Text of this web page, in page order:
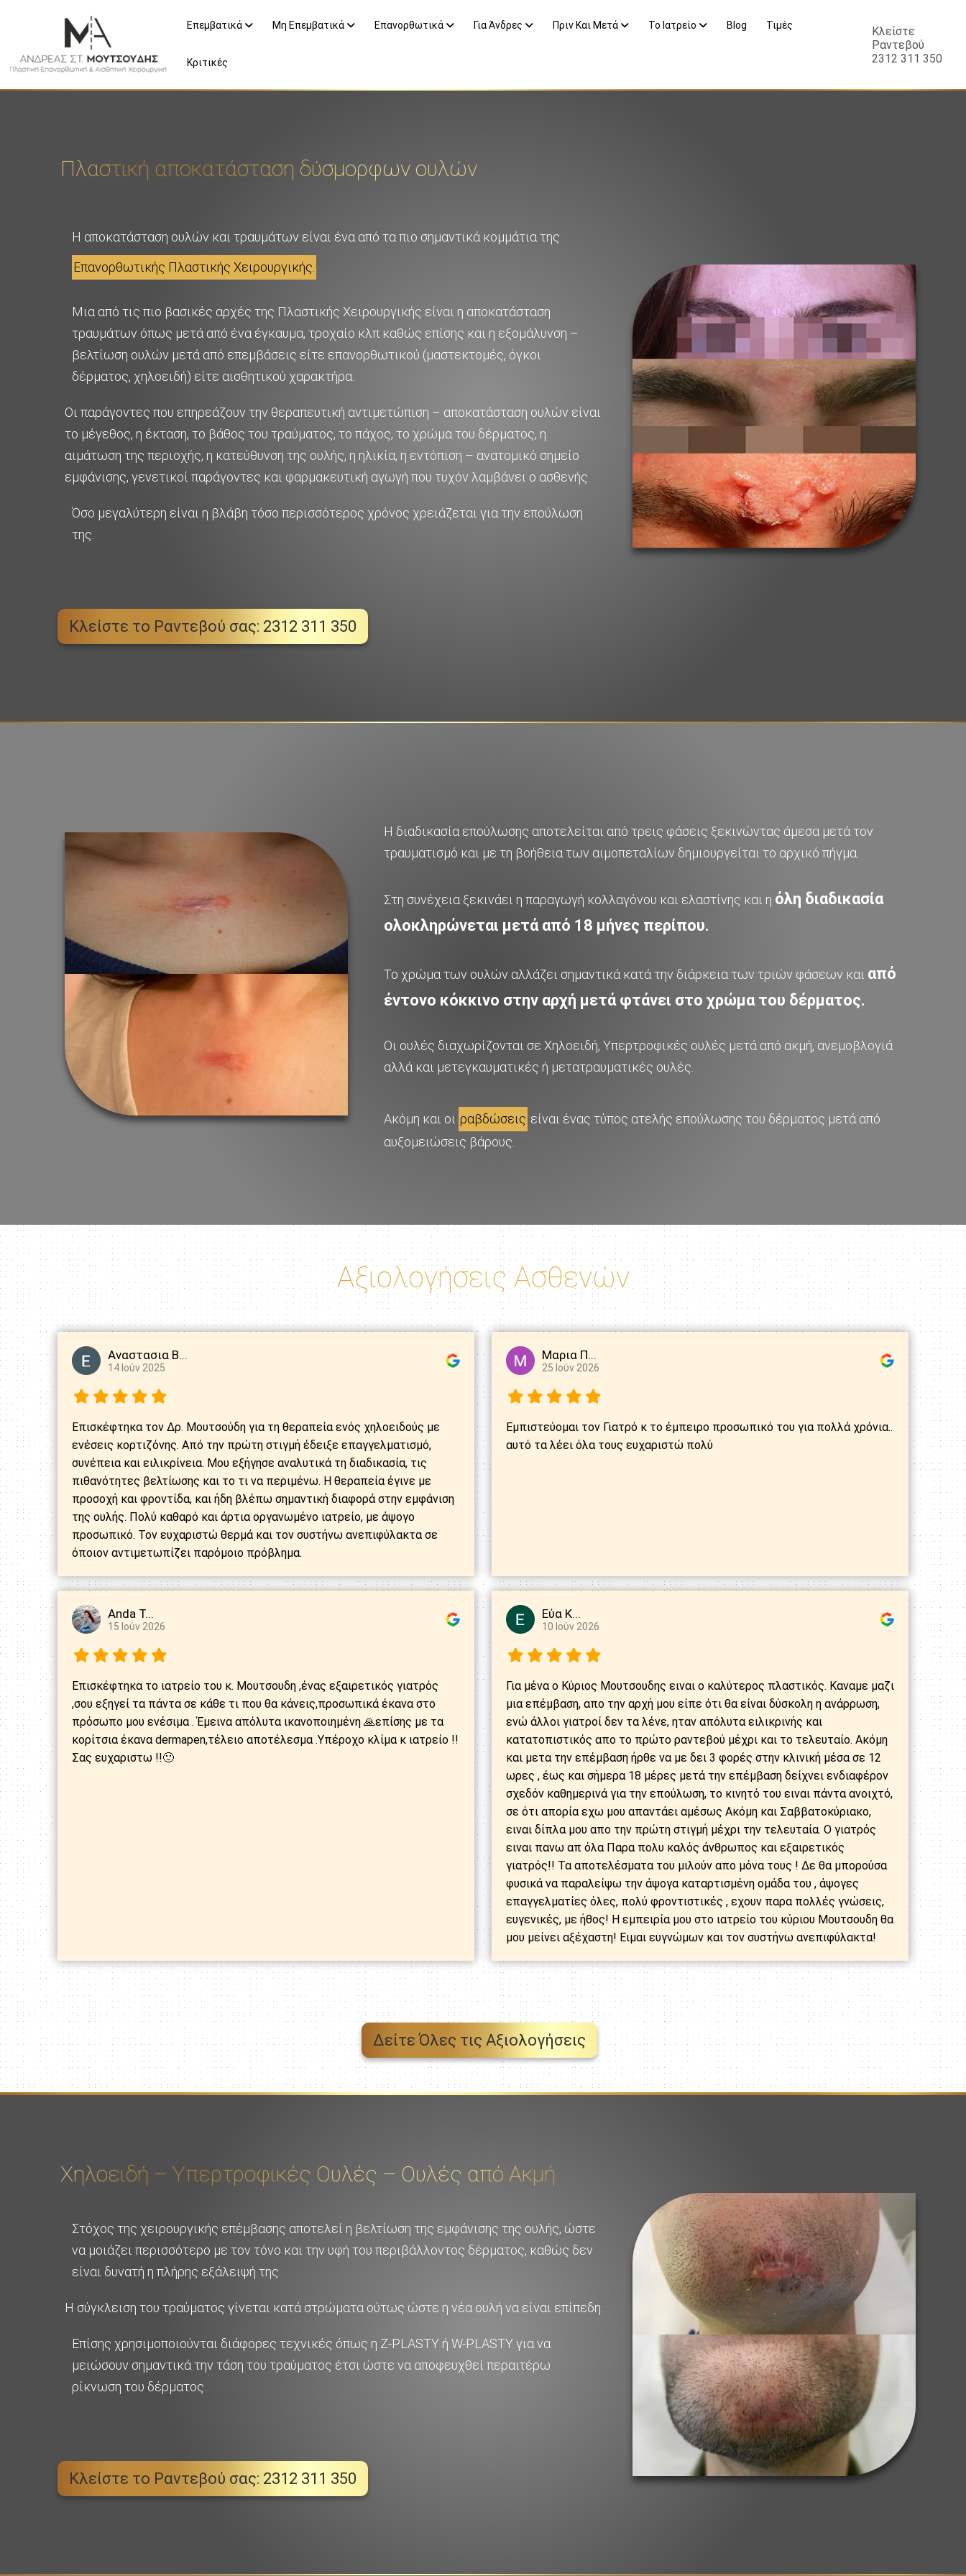
Επεμβατικά Μη Επεμβατικά Επανορθωτικά Για Άνδρες Πριν Και Μετά Το Ιατρείο Blog Τιμές
Κριτικές
Κλείστε
Ραντεβού
2312 311 350
Πλαστική αποκατάσταση δύσμορφων ουλών
Η αποκατάσταση ουλών και τραυμάτων είναι ένα από τα πιο σημαντικά κομμάτια της
Επανορθωτικής Πλαστικής Χειρουργικής.
Μια από τις πιο βασικές αρχές της Πλαστικής Χειρουργικής είναι η αποκατάσταση
τραυμάτων όπως μετά από ένα έγκαυμα, τροχαίο κλπ καθώς επίσης και η εξομάλυνση –
βελτίωση ουλών μετά από επεμβάσεις είτε επανορθωτικού (μαστεκτομές, όγκοι
δέρματος, χηλοειδή) είτε αισθητικού χαρακτήρα.
Οι παράγοντες που επηρεάζουν την θεραπευτική αντιμετώπιση – αποκατάσταση ουλών είναι
το μέγεθος, η έκταση, το βάθος του τραύματος, το πάχος, το χρώμα του δέρματος, η
αιμάτωση της περιοχής, η κατεύθυνση της ουλής, η ηλικία, η εντόπιση – ανατομικό σημείο
εμφάνισης, γενετικοί παράγοντες και φαρμακευτική αγωγή που τυχόν λαμβάνει ο ασθενής.
Όσο μεγαλύτερη είναι η βλάβη τόσο περισσότερος χρόνος χρειάζεται για την επούλωση
της.
Κλείστε το Ραντεβού σας: 2312 311 350
Η διαδικασία επούλωσης αποτελείται από τρεις φάσεις ξεκινώντας άμεσα μετά τον
τραυματισμό και με τη βοήθεια των αιμοπεταλίων δημιουργείται το αρχικό πήγμα.
Στη συνέχεια ξεκινάει η παραγωγή κολλαγόνου και ελαστίνης και η όλη διαδικασία
ολοκληρώνεται μετά από 18 μήνες περίπου.
Το χρώμα των ουλών αλλάζει σημαντικά κατά την διάρκεια των τριών φάσεων και από
έντονο κόκκινο στην αρχή μετά φτάνει στο χρώμα του δέρματος.
Οι ουλές διαχωρίζονται σε Χηλοειδή, Υπερτροφικές ουλές μετά από ακμή, ανεμοβλογιά
αλλά και μετεγκαυματικές ή μετατραυματικές ουλές.
Ακόμη και οι ραβδώσεις είναι ένας τύπος ατελής επούλωσης του δέρματος μετά από
αυξομειώσεις βάρους.
Αξιολογήσεις Ασθενών
Αναστασια Β...
14 Ιούν 2025
Επισκέφτηκα τον Δρ. Μουτσούδη για τη θεραπεία ενός χηλοειδούς με
ενέσεις κορτιζόνης. Από την πρώτη στιγμή έδειξε επαγγελματισμό,
συνέπεια και ειλικρίνεια. Μου εξήγησε αναλυτικά τη διαδικασία, τις
πιθανότητες βελτίωσης και το τι να περιμένω. Η θεραπεία έγινε με
προσοχή και φροντίδα, και ήδη βλέπω σημαντική διαφορά στην εμφάνιση
της ουλής. Πολύ καθαρό και άρτια οργανωμένο ιατρείο, με άψογο
προσωπικό. Τον ευχαριστώ θερμά και τον συστήνω ανεπιφύλακτα σε
όποιον αντιμετωπίζει παρόμοιο πρόβλημα.
Μαρια Π...
25 Ιούν 2026
Εμπιστεύομαι τον Γιατρό κ το έμπειρο προσωπικό του για πολλά χρόνια..
αυτό τα λέει όλα τους ευχαριστώ πολύ
Anda T...
15 Ιούν 2026
Επισκέφτηκα το ιατρείο του κ. Μουτσουδη ,ένας εξαιρετικός γιατρός
,σου εξηγεί τα πάντα σε κάθε τι που θα κάνεις,προσωπικά έκανα στο
πρόσωπο μου ενέσιμα . Έμεινα απόλυτα ικανοποιημένη 🙏επίσης με τα
κορίτσια έκανα dermapen,τέλειο αποτέλεσμα .Υπέροχο κλίμα κ ιατρείο !!
Σας ευχαριστω !!🙂
Εύα Κ...
10 Ιούν 2026
Για μένα ο Κύριος Μουτσουδης ειναι ο καλύτερος πλαστικός. Καναμε μαζι
μια επέμβαση, απο την αρχή μου είπε ότι θα είναι δύσκολη η ανάρρωση,
ενώ άλλοι γιατροί δεν τα λένε, ηταν απόλυτα ειλικρινής και
κατατοπιστικός απο το πρώτο ραντεβού μέχρι και το τελευταίο. Ακόμη
και μετα την επέμβαση ήρθε να με δει 3 φορές στην κλινική μέσα σε 12
ωρες , έως και σήμερα 18 μέρες μετά την επέμβαση δείχνει ενδιαφέρον
σχεδόν καθημερινά για την επούλωση, το κινητό του ειναι πάντα ανοιχτό,
σε ότι απορία εχω μου απαντάει αμέσως Ακόμη και Σαββατοκύριακο,
ειναι δίπλα μου απο την πρώτη στιγμή μέχρι την τελευταία. Ο γιατρός
ειναι πανω απ όλα Παρα πολυ καλός άνθρωπος και εξαιρετικός
γιατρός!! Τα αποτελέσματα του μιλούν απο μόνα τους ! Δε θα μπορούσα
φυσικά να παραλείψω την άψογα καταρτισμένη ομάδα του , άψογες
επαγγελματίες όλες, πολύ φροντιστικές , εχουν παρα πολλές γνώσεις,
ευγενικές, με ήθος! Η εμπειρία μου στο ιατρείο του κύριου Μουτσουδη θα
μου μείνει αξέχαστη! Ειμαι ευγνώμων και τον συστήνω ανεπιφύλακτα!
Δείτε Όλες τις Αξιολογήσεις
Χηλοειδή – Υπερτροφικές Ουλές – Ουλές από Ακμή
Στόχος της χειρουργικής επέμβασης αποτελεί η βελτίωση της εμφάνισης της ουλής, ώστε
να μοιάζει περισσότερο με τον τόνο και την υφή του περιβάλλοντος δέρματος, καθώς δεν
είναι δυνατή η πλήρης εξάλειψή της.
Η σύγκλειση του τραύματος γίνεται κατά στρώματα ούτως ώστε η νέα ουλή να είναι επίπεδη.
Επίσης χρησιμοποιούνται διάφορες τεχνικές όπως η Z-PLASTY ή W-PLASTY για να
μειώσουν σημαντικά την τάση του τραύματος έτσι ώστε να αποφευχθεί περαιτέρω
ρίκνωση του δέρματος.
Κλείστε το Ραντεβού σας: 2312 311 350